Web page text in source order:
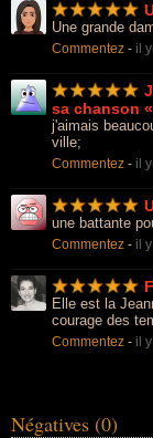
Une grande
Commentez - il
sa chanson
j'aimais
ville;
Commentez - il
une battante
Commentez - il
Elle est la
courage des
Commentez - il
Négatives (0)